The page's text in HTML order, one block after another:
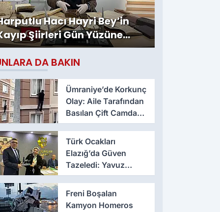
Hacı Hayri Bey’in
Şiirleri Gün Yüzüne
DA BAKIN
Ümraniye’de Korkunç
Olay: Aile Tarafından
Basılan Çift Camdan
Atladı
Türk Ocakları
Elazığ’da Güven
Tazeledi: Yavuz
Haykır Yeniden
Başkan
Freni Boşalan
Kamyon Homeros